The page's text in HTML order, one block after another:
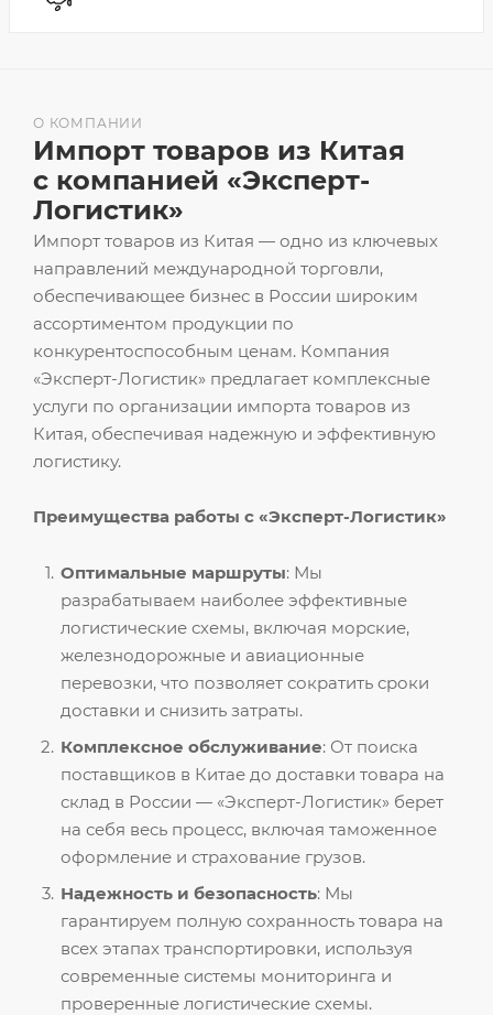
Импорт товаров из Китая — одно из ключевых
направлений международной торговли,
обеспечивающее бизнес в России широким
ассортиментом продукции по
конкурентоспособным ценам. Компания
«Эксперт-Логистик» предлагает комплексные
услуги по организации импорта товаров из
Китая, обеспечивая надежную и эффективную
логистику.
Преимущества работы с «Эксперт-Логистик»
Оптимальные маршруты: Мы
разрабатываем наиболее эффективные
логистические схемы, включая морские,
железнодорожные и авиационные
перевозки, что позволяет сократить сроки
доставки и снизить затраты.
Комплексное обслуживание: От поиска
поставщиков в Китае до доставки товара на
склад в России — «Эксперт-Логистик» берет
на себя весь процесс, включая таможенное
оформление и страхование грузов.
Надежность и безопасность: Мы
гарантируем полную сохранность товара на
всех этапах транспортировки, используя
современные системы мониторинга и
проверенные логистические схемы.
О КОМПАНИИ
Импорт товаров из Китая
с компанией «Эксперт-
Логистик»